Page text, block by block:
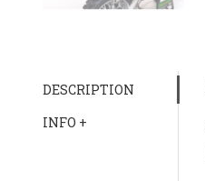
DESCRIPTION
INFO +